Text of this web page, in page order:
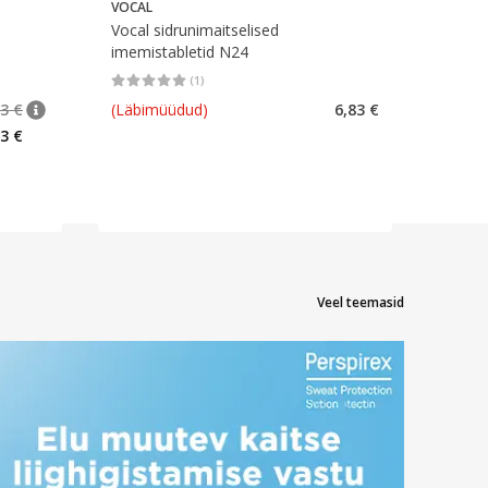
€
nõuanne
Tavaline hind:6,83 €
€
VOCAL
Vocal sidrunimaitselised
imemistabletid N24
(1)
Keskmine hinnang 5.00
(Läbimüüdud) 6,83 €
Veel teemasid